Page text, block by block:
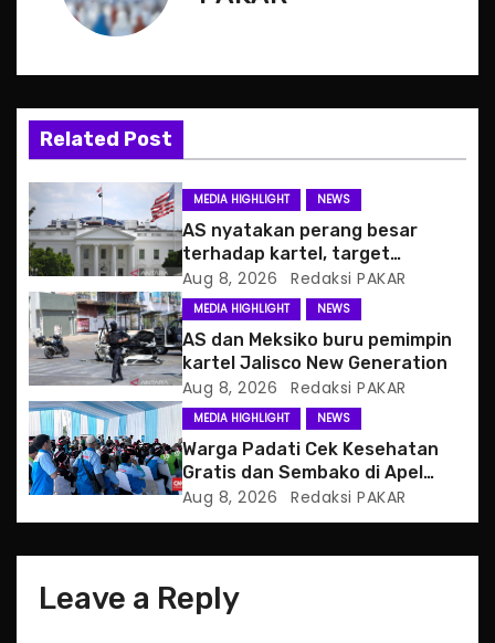
v
g
a
t
i
o
n
Related Post
MEDIA HIGHLIGHT NEWS
AS nyatakan perang besar
terhadap kartel, target
pertama CJNG
Aug 8, 2026 Redaksi PAKAR
MEDIA HIGHLIGHT NEWS
AS dan Meksiko buru pemimpin
kartel Jalisco New Generation
Aug 8, 2026 Redaksi PAKAR
MEDIA HIGHLIGHT NEWS
Warga Padati Cek Kesehatan
Gratis dan Sembako di Apel
Jaga Jakarta
Aug 8, 2026 Redaksi PAKAR
Leave a Reply